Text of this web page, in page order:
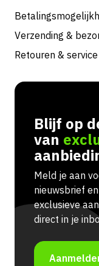
Verzending &
Retouren & service
Blijf op
van
Meld je aan
nieuwsbrief
exclusieve
direct in je